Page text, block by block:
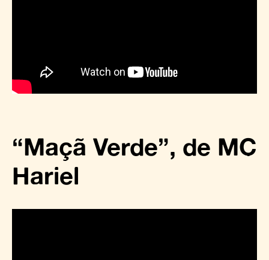
“Maçã Verde”, de MC
Hariel